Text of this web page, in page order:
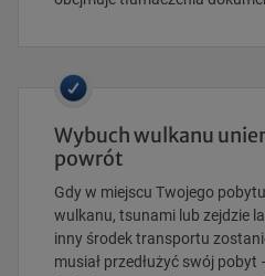
Wybuch wulkanu
powrót
Gdy w miejscu Twojego
wulkanu, tsunami lub zejdzie
inny środek transportu
musiał przedłużyć swój